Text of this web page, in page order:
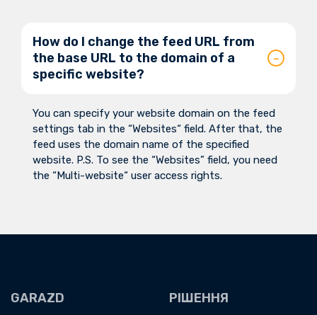
How do I change the feed URL from
the base URL to the domain of a
specific website?
You can specify your website domain on the feed
settings tab in the “Websites“ field. After that, the
feed uses the domain name of the specified
website. P.S. To see the “Websites” field, you need
the “Multi-website“ user access rights.
GARAZD РІШЕННЯ